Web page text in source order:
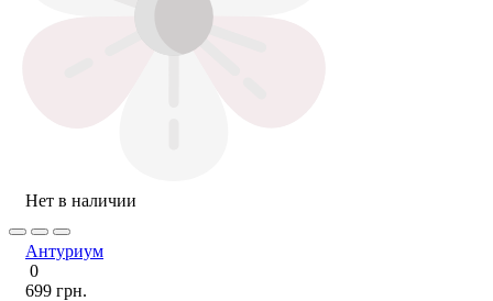
Нет в наличии
Антуриум
0
699 грн.